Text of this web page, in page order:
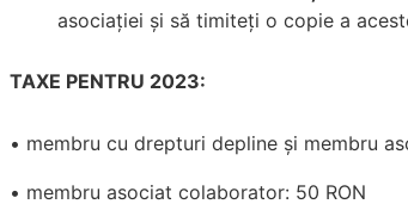
asociației și să timiteți o copie a
TAXE PENTRU 2023:
• membru cu drepturi depline și membru
• membru asociat colaborator: 50 RON